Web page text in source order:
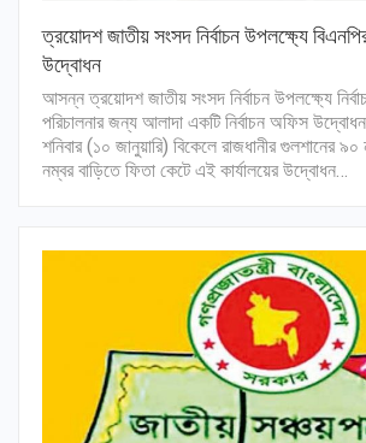
ত্রয়োদশ জাতীয় সংসদ নির্বাচন উপলক্ষ্যে
উদ্বোধন
আসন্ন ত্রয়োদশ জাতীয় সংসদ নির্বাচন উপলক্ষ্যে
পরিচালনার জন্য আলাদা একটি নির্বাচন অফিস
শনিবার (১০ জানুয়ারি) বিকেলে রাজধানীর গুলশানের
নম্বর বাড়িতে ফিতা কেটে এই কার্যালয়ের উদ্বোধন…